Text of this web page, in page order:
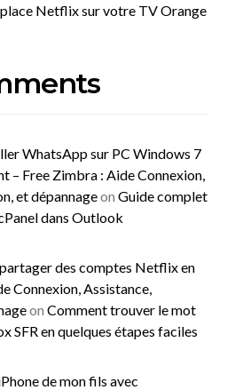
Netflix sur votre TV Orange
WhatsApp sur PC Windows 7
– Free Zimbra : Aide Connexion,
et dépannageon Guide complet
dans Outlook
des comptes Netflix en
Connexion, Assistance,
on Comment trouver le mot
SFR en quelques étapes faciles
de mon fils avec